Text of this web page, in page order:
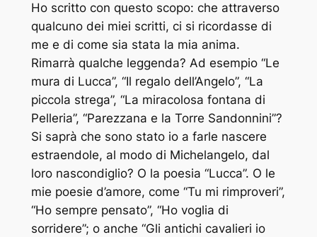
Ho scritto con questo scopo: che attraverso
qualcuno dei miei scritti, ci si ricordasse di
me e di come sia stata la mia anima.
Rimarrà qualche leggenda? Ad esempio “Le
mura di Lucca”, “Il regalo dell’Angelo”, “La
piccola strega”, “La miracolosa fontana di
Pelleria”, “Parezzana e la Torre Sandonnini”?
Si saprà che sono stato io a farle nascere
estraendole, al modo di Michelangelo, dal
loro nascondiglio? O la poesia “Lucca”. O le
mie poesie d’amore, come “Tu mi rimproveri”,
“Ho sempre pensato”, “Ho voglia di
sorridere”; o anche “Gli antichi cavalieri io